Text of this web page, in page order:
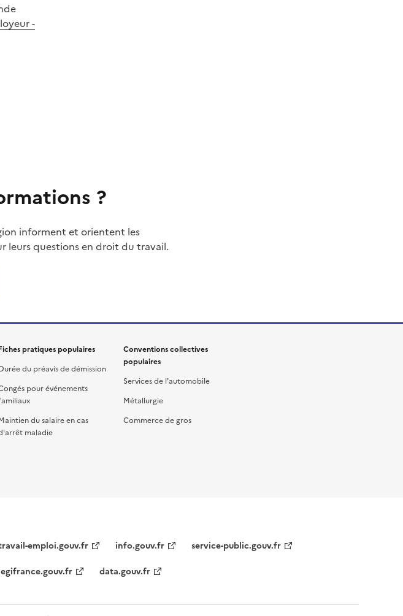
-
?
informent et orientent les
leurs questions en droit du travail.
pratiques populaires
du préavis de démission
pour événements
du salaire en cas
maladie
Conventions collectives
populaires
Services de l'automobile
Métallurgie
Commerce de gros
emploi.gouv.fr info.gouv.fr
service-public.gouv.fr
data.gouv.fr